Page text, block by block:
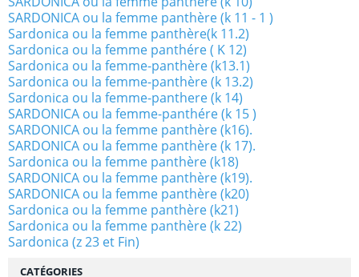
SARDONICA ou la femme panthère (k 11 - 1 )
Sardonica ou la femme panthère(k 11.2)
Sardonica ou la femme panthére ( K 12)
Sardonica ou la femme-panthère (k13.1)
Sardonica ou la femme-panthère (k 13.2)
Sardonica ou la femme-panthere (k 14)
SARDONICA ou la femme-panthére (k 15 )
SARDONICA ou la femme panthère (k16).
SARDONICA ou la femme panthère (k 17).
Sardonica ou la femme panthère (k18)
SARDONICA ou la femme panthère (k19).
SARDONICA ou la femme panthère (k20)
Sardonica ou la femme panthère (k21)
Sardonica ou la femme panthère (k 22)
Sardonica (z 23 et Fin)
CATÉGORIES